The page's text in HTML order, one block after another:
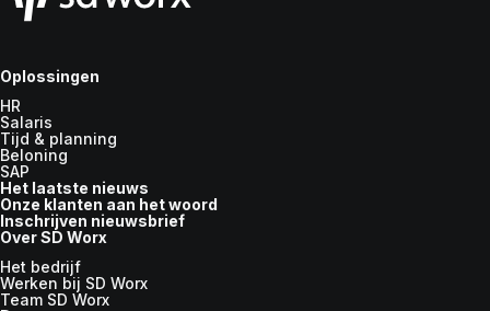
Oplossingen
HR
Salaris
Tijd & planning
Beloning
SAP
Het laatste nieuws
Onze klanten aan het woord
Inschrijven nieuwsbrief
Over SD Worx
Het bedrijf
Werken bij SD Worx
Team SD Worx